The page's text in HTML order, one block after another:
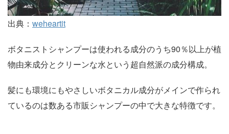
出典： weheartit
ボタニストシャンプーは使われる成分のうち90％以上が植
物由来成分とクリーンな水という超自然派の成分構成。
髪にも環境にもやさしいボタニカル成分がメインで作られ
ているのは数ある市販シャンプーの中で大きな特徴です。